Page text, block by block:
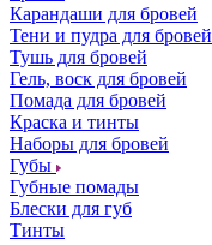
Карандаши для бровей
Тени и пудра для бровей
Тушь для бровей
Гель, воск для бровей
Помада для бровей
Краска и тинты
Наборы для бровей
Губы
Губные помады
Блески для губ
Тинты